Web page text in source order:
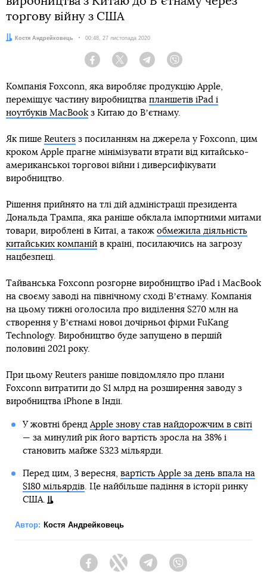
торгову війну з США
Автор:Костя Андрейковець Дата:
00:48, 27 листопада 2020
Facebook Twitter Telegram
Компанія Foxconn, яка виробляє продукцію Apple,
переміщує частину виробництва планшетів iPad і
ноутбуків MacBook з Китаю до Вʼєтнаму.
Як пише Reuters з посиланням на джерела у Foxconn, цим
кроком Apple прагне мінімізувати втрати від китайсько-
американської торгової війни і диверсифікувати
виробництво.
Рішення прийнято на тлі дій адміністрації президента
Дональда Трампа, яка раніше обклала імпортними митами
товари, вироблені в Китаї, а також обмежила діяльність
китайських компаній в країні, посилаючись на загрозу
нацбезпеці.
Тайванська Foxconn розгорне виробництво iPad і MacBook
на своєму заводі на північному сході Вʼєтнаму. Компанія
на цьому тижні оголосила про виділення $270 млн на
створення у Вʼєтнамі нової дочірньої фірми FuKang
Technology. Виробництво буде запущено в першій
половині 2021 року.
При цьому Reuters раніше повідомляло про плани
Foxconn витратити до $1 млрд на розширення заводу з
виробництва iPhone в Індії.
У жовтні бренд Apple знову став найдорожчим в світі
— за минулий рік його вартість зросла на 38% і
становить майже $323 мільярди.
Перед цим, 3 вересня, вартість Apple за день впала на
$180 мільярдів. Це найбільше падіння в історії ринку
США.
Автор: Костя Андрейковець
FacebookTwitter Telegram